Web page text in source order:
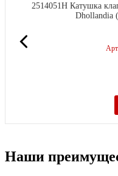
2514051H Катушка
Dhollandia
Наши